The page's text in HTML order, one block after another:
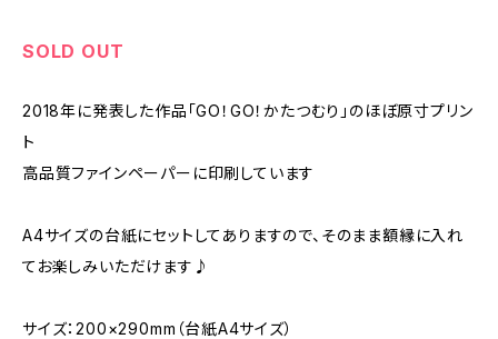
SOLD OUT
2018年に発表した作品「GO！GO！かたつむり」のほぼ原寸プリン
ト
高品質ファインペーパーに印刷しています
A4サイズの台紙にセットしてありますので、そのまま額縁に入れ
てお楽しみいただけます♪
サイズ：200×290mm（台紙A4サイズ）